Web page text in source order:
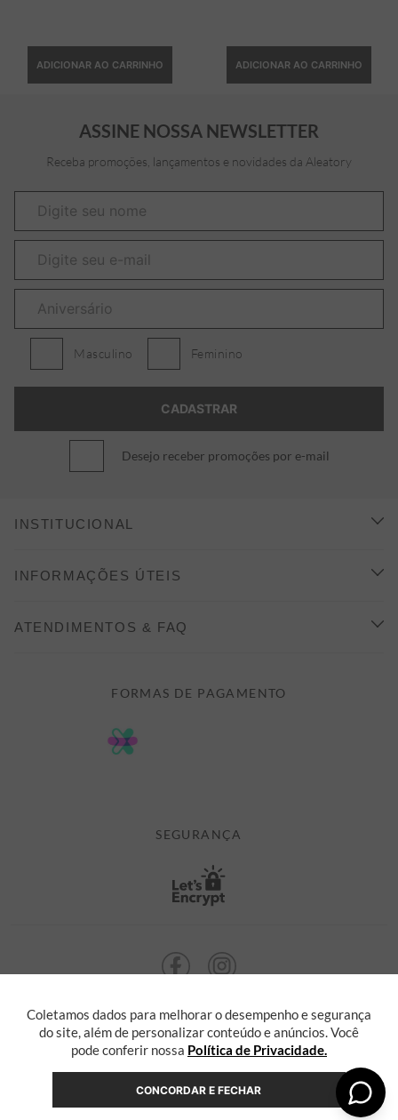
Coletamos dados para melhorar o desempenho e segurança
do site, além de personalizar conteúdo e anúncios. Você
pode conferir nossa Política de Privacidade.
CONCORDAR E FECHAR
ADICIONAR AO CARRINHO ADICIONAR AO CARRINHO
ASSINE NOSSA NEWSLETTER
Receba promoções, lançamentos e novidades da Aleatory
Masculino Feminino
Desejo receber promoções por e-mail
INSTITUCIONAL
CONHEÇA A ALEATORY
INFORMAÇÕES ÚTEIS
FORMAS DE PAGAMENTO
POLÍTICA DE PRIVACIDADE
ATENDIMENTOS & FAQ
ATENDIMENTO@ALEATORYSTORE.COM.BR
FORMAS DE PAGAMENTO
SEGURANÇA
ALEATORY @ 2013 TODOS OS DIREITOS RESERVADOS. Radasha Comércio
Eletrônico e Serviços Ltda, com sede na Rua F, nº 329, LT12 QDXI
Serra, Espírito Santo - ES, inscrita no CNPJ sob o nº 55.871.646/0001-36